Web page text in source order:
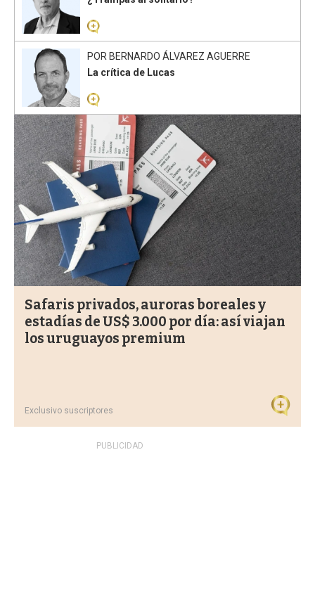
POR BERNARDO ÁLVAREZ AGUERRE
La crítica de Lucas
Safaris privados, auroras boreales y
estadías de US$ 3.000 por día: así viajan
los uruguayos premium
Exclusivo suscriptores